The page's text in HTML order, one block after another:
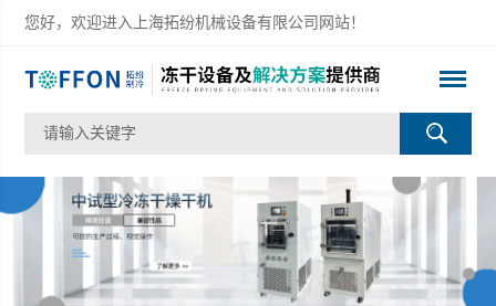
您好，欢迎进入上海拓纷机械设备有限公司网站！